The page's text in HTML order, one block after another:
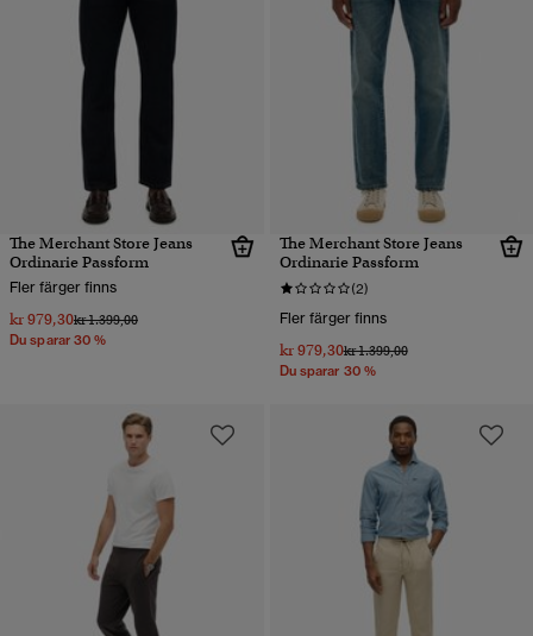
The Merchant Store Jeans
Ordinarie Passform
Fler färger finns
kr 979,30Pris reducerat från
kr 1.399,00till
Du sparar 30 %
The Merchant Store Jeans
Ordinarie Passform
(2)
Fler färger finns
kr 979,30Pris reducerat från
kr 1.399,00till
Du sparar 30 %